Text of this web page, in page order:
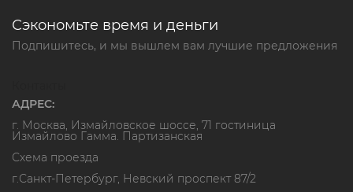
Сэкономьте время и деньги
Подпишитесь, и мы вышлем вам лучшие предложения
АДРЕС:
г. Москва, Измайловское шоссе, 71 гостиница
Измайлово Гамма. Партизанская
Схема проезда
г.Санкт-Петербург, Невский проспект 87/2